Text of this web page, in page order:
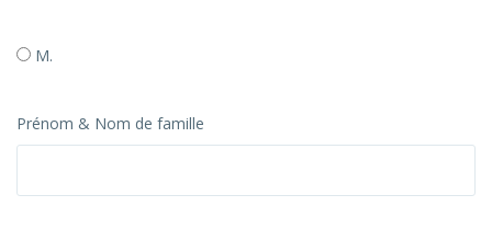
M.
Prénom & Nom de famille